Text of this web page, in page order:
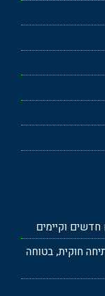
וקיימים
חוקית, בטוחה